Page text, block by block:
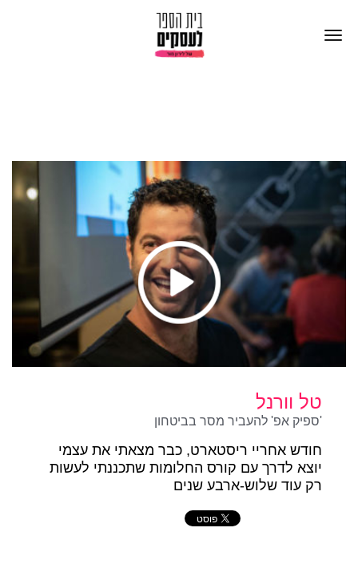
טל וורנל
'ספיק אפ' להעביר מסר בביטחון
חודש אחריי ריסטארט, כבר מצאתי את עצמי
יוצא לדרך עם קורס החלומות שתכננתי לעשות
רק עוד שלוש-ארבע שנים